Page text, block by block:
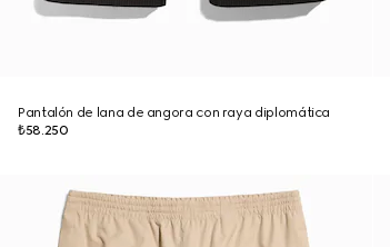
Pantalón de lana de angora con raya diplomática
₺58.250